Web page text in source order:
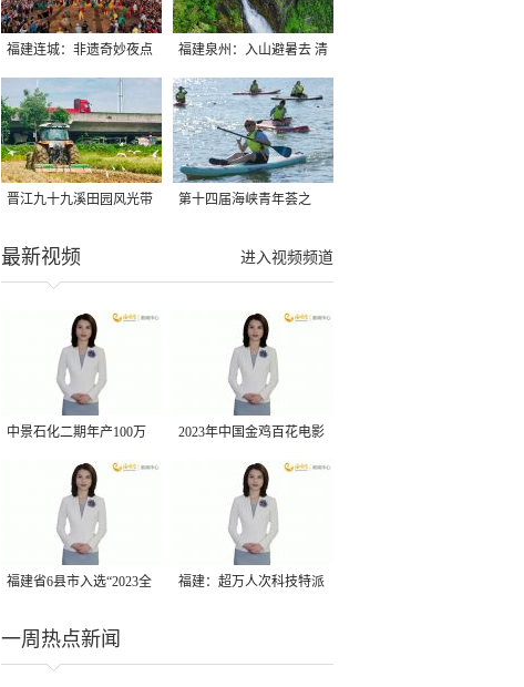
福建连城：非遗奇妙夜点
亮夏夜
福建泉州：入山避暑去 清
凉好惬意
晋江九十九溪田园风光带 第十四届海峡青年荟之
运动交流营进入视频频道
最新视频
中景石化二期年产100万
吨丙烷脱氢项目建成中交
2023年中国金鸡百花电影
节有福电影巡展31日启动
福建省6县市入选“2023全 福建：超万人次科技特派
一周热点新闻